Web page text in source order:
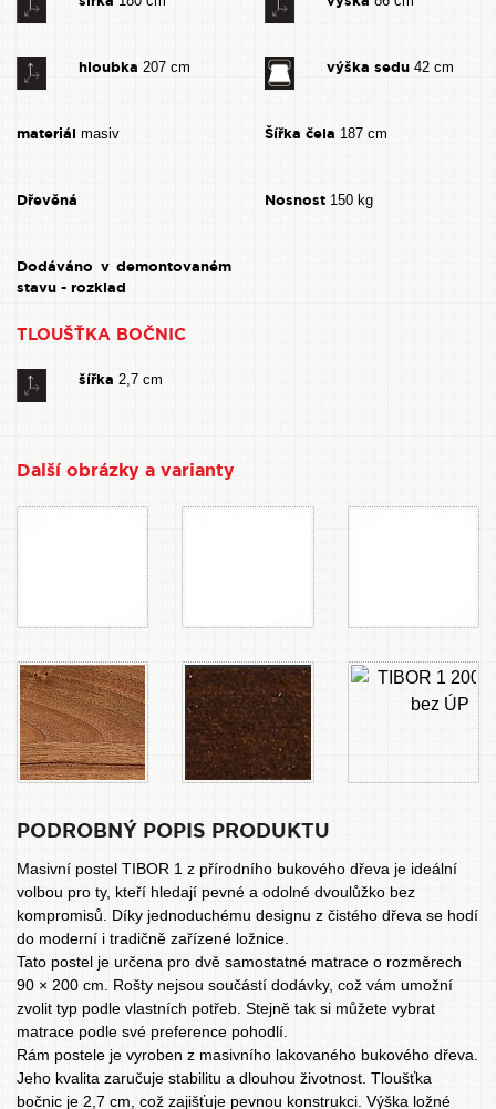
hloubka 207 cm výška sedu 42 cm
materiál masiv Šířka čela 187 cm
Dřevěná Nosnost 150 kg
Dodáváno v demontovaném
stavu - rozklad
TLOUŠŤKA BOČNIC
šířka 2,7 cm
Další obrázky a varianty
PODROBNÝ POPIS PRODUKTU
Masivní postel TIBOR 1 z přírodního bukového dřeva je ideální
volbou pro ty, kteří hledají pevné a odolné dvoulůžko bez
kompromisů. Díky jednoduchému designu z čistého dřeva se hodí
do moderní i tradičně zařízené ložnice.
Tato postel je určena pro dvě samostatné matrace o rozměrech
90 × 200 cm. Rošty nejsou součástí dodávky, což vám umožní
zvolit typ podle vlastních potřeb. Stejně tak si můžete vybrat
matrace podle své preference pohodlí.
Rám postele je vyroben z masivního lakovaného bukového dřeva.
Jeho kvalita zaručuje stabilitu a dlouhou životnost. Tloušťka
bočnic je 2,7 cm, což zajišťuje pevnou konstrukci. Výška ložné